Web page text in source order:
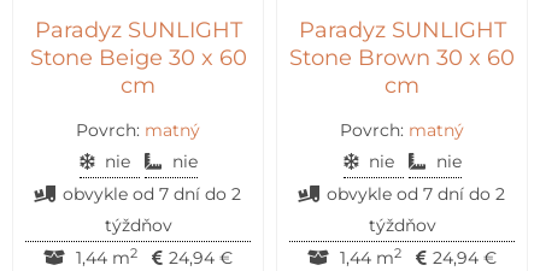
Paradyz SUNLIGHT
Stone Beige 30 x 60
cm
Povrch: matný
nie
nie
obvykle od 7 dní do 2
týždňov
1,44 m2 24,94 €
Paradyz SUNLIGHT
Stone Brown 30 x 60
cm
Povrch: matný
nie
nie
obvykle od 7 dní do 2
týždňov
1,44 m2 24,94 €